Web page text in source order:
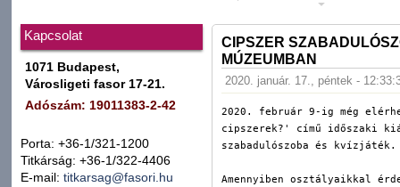
Kapcsolat
1071 Budapest,
Városligeti fasor 17-21.
Adószám: 19011383-2-42
Porta: +36-1/321-1200
Titkárság: +36-1/322-4406
E-mail: titkarsag@fasori.hu
CIPSZER
MÚZEUMBAN
2020. január. 17., péntek -
2020. február 9-ig még
cipszerek?' című időszaki
szabadulószoba és kvízjáték.
Amennyiben osztályaikkal